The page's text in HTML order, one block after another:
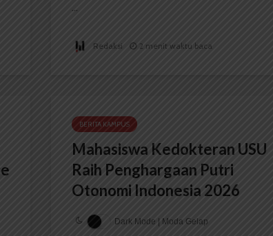
...
Redaksi 2 menit waktu baca
BERITA KAMPUS
Mahasiswa Kedokteran USU
Raih Penghargaan Putri
Otonomi Indonesia 2026
Dark Mode | Moda Gelap